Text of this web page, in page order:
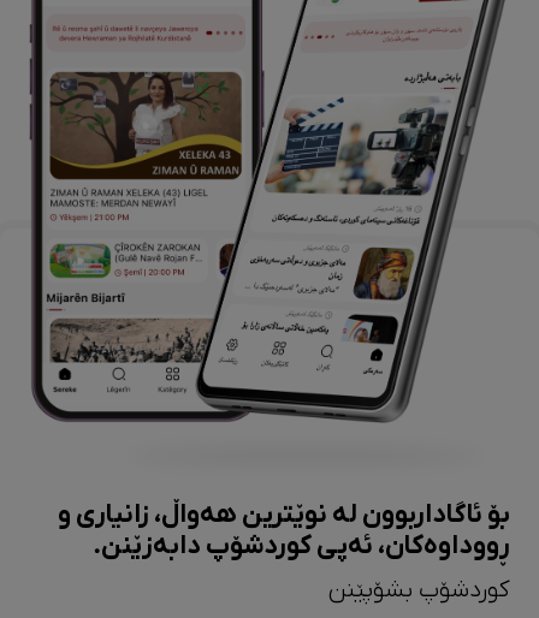
بۆ ئاگاداربوون لە نوێترین هەواڵ، زانیاری و
ڕووداوەکان، ئەپی کوردشۆپ دابەزێنن.
کوردشۆپ بشۆپێنن